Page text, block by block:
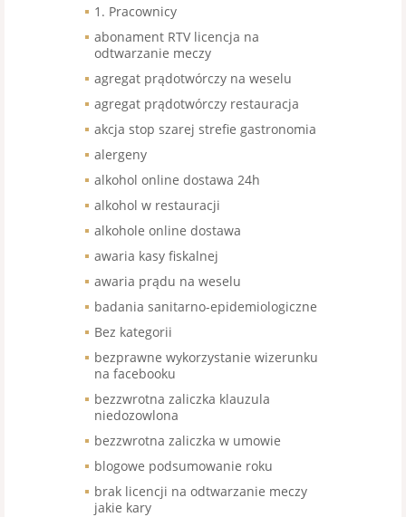
1. Pracownicy
abonament RTV licencja na
odtwarzanie meczy
agregat prądotwórczy na weselu
agregat prądotwórczy restauracja
akcja stop szarej strefie gastronomia
alergeny
alkohol online dostawa 24h
alkohol w restauracji
alkohole online dostawa
awaria kasy fiskalnej
awaria prądu na weselu
badania sanitarno-epidemiologiczne
Bez kategorii
bezprawne wykorzystanie wizerunku
na facebooku
bezzwrotna zaliczka klauzula
niedozowlona
bezzwrotna zaliczka w umowie
blogowe podsumowanie roku
brak licencji na odtwarzanie meczy
jakie kary